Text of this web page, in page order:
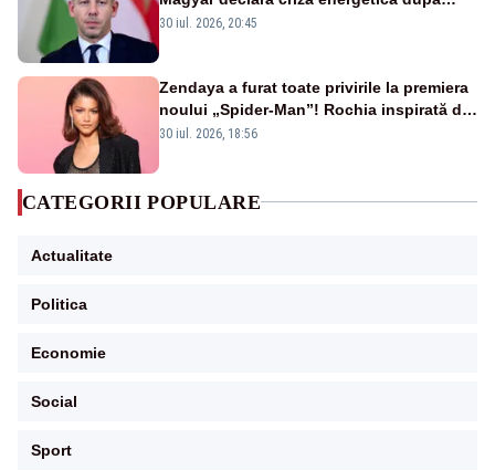
oprirea centralei de la Paks
30 iul. 2026, 20:45
Zendaya a furat toate privirile la premiera
noului „Spider-Man”! Rochia inspirată de
pânza de păianjen a făcut senzație
30 iul. 2026, 18:56
CATEGORII POPULARE
Actualitate
Politica
Economie
Social
Sport